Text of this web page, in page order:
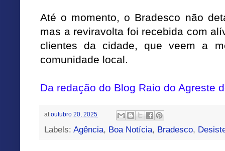
Até o momento, o Bradesco não
mas a reviravolta foi recebida com
clientes da cidade, que veem a
comunidade local.
Da redação do Blog Raio do Agreste
at outubro 20, 2025
Labels: Agência, Boa Notícia, Bradesco,